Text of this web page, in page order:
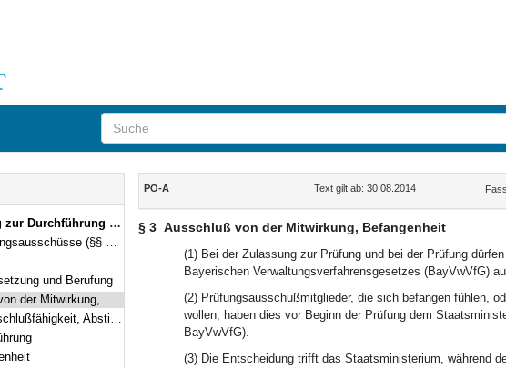
Sozialversicherungsfachangestellte (PO-A) Vom 3. März 1998 (GVBl. S. 121) BayRS 800-21-86-A (§§ 1–28)
(§§ 1–6)
und Berufung
Mitwirkung, Befangenheit
Abstimmung
Inhalt
PO-A Text gilt ab: 30.08.2014
§ 3 Ausschluß von der Mitwirkung, Befangenheit
(1) Bei der Zulassung zur Prüfung und bei der Prüfung
Bayerischen Verwaltungsverfahrensgesetzes (BayVwVfG)
(2) Prüfungsausschußmitglieder, die sich befangen fühlen,
wollen, haben dies vor Beginn der Prüfung dem
BayVwVfG).
(3) Die Entscheidung trifft das Staatsministerium, während